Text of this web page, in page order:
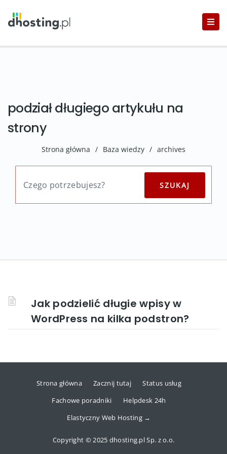
podział długiego artykułu na
strony
Strona główna / Baza wiedzy / archives
Jak podzielić długie wpisy w
WordPress na kilka podstron?
Strona główna Zacznij tutaj
Status usług
Fachowe poradniki
Helpdesk 24h
Elastyczny Web Hosting →
Copyright © 2025 dhosting.pl Sp. z o.o.